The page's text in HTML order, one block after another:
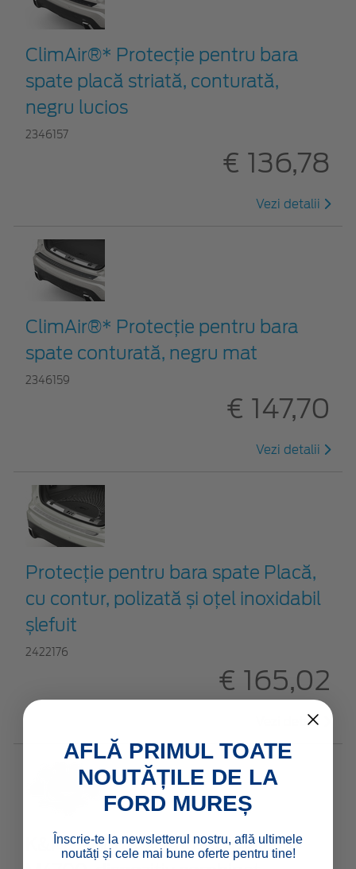
ClimAir®* Protecţie pentru bara
spate placă striată, conturată,
negru lucios
2346157
€ 136,78
Vezi detalii
ClimAir®* Protecţie pentru bara
spate conturată, negru mat
2346159
€ 147,70
Vezi detalii
Protecţie pentru bara spate Placă,
cu contur, polizată și oțel inoxidabil
șlefuit
2422176
€ 165,02
Vezi detalii
K&K* Dispozitiv anti-animale ,
AFLĂ PRIMUL TOATE
NOUTĂȚILE DE LA
FORD MUREȘ
Înscrie-te la newsletterul nostru, află ultimele
noutăți și cele mai bune oferte pentru tine!